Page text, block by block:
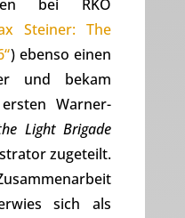
bei RKO
Steiner: The
) ebenso einen
und bekam
Warner-
Light Brigade
zugeteilt.
sich als